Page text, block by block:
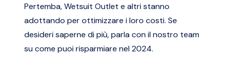
Pertemba, Wetsuit Outlet e altri stanno
adottando per ottimizzare i loro costi. Se
desideri saperne di più, parla con il nostro team
su come puoi risparmiare nel 2024.